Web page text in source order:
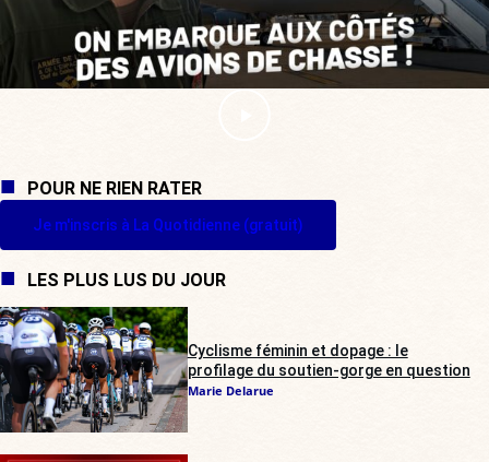
POUR NE RIEN RATER
Je m'inscris à La Quotidienne (gratuit)
LES PLUS LUS DU JOUR
Cyclisme féminin et dopage : le
profilage du soutien-gorge en question
Marie Delarue